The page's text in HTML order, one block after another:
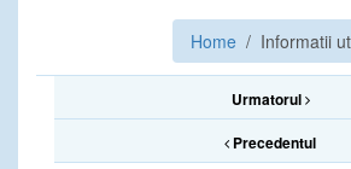
Home / Informatii
Urmatorul
Precedentul